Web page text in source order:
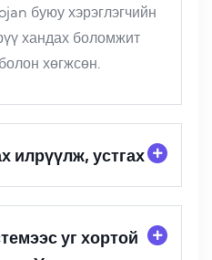
буюу хэрэглэгчийн
хандах боломжит
хөгжсөн.
илрүүлж, устгах
уг хортой